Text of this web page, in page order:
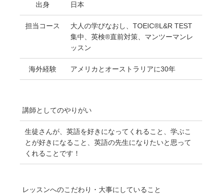
出身 日本
担当コース
大人の学びなおし、TOEIC®L&R TEST
集中、英検®直前対策、マンツーマンレ
ッスン
海外経験 アメリカとオーストラリアに30年
講師としてのやりがい
生徒さんが、英語を好きになってくれること、学ぶこ
とが好きになること、英語の先生になりたいと思って
くれることです！
レッスンへのこだわり・ 大事にしていること